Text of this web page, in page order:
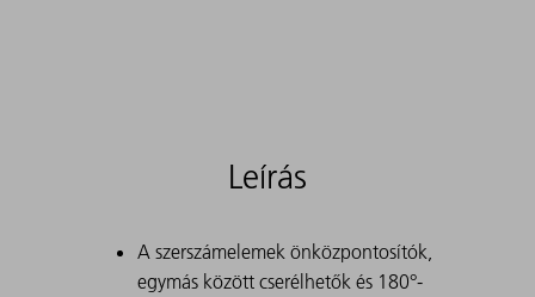
Leírás
A szerszámelemek önközpontosítók,
egymás között cserélhetők és 180°-